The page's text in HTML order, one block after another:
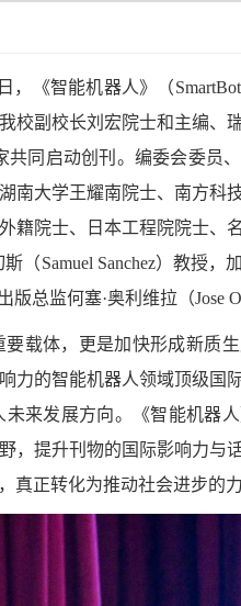
《智能机器人》（
校副校长刘宏院士和主编、
同启动创刊。编委会委员
南大学王耀南院士、南方科
籍院士、日本工程院院士、
（Samuel Sanchez）教授，
总监何塞·奥利维拉（Jose
载体，更是加快形成新质
力的智能机器人领域顶级国
来发展方向。《智能机器
，提升刊物的国际影响力与
真正转化为推动社会进步的力